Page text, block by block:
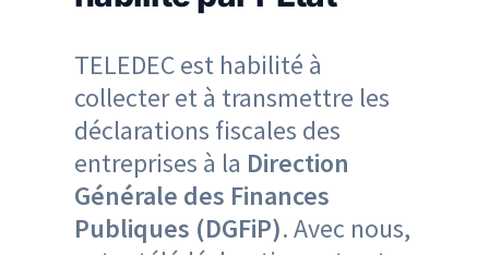
TELEDEC est habilité à
collecter et à transmettre les
déclarations fiscales des
entreprises à la Direction
Générale des Finances
Publiques (DGFiP). Avec nous,